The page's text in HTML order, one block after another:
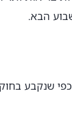
הבא.
שנקבע